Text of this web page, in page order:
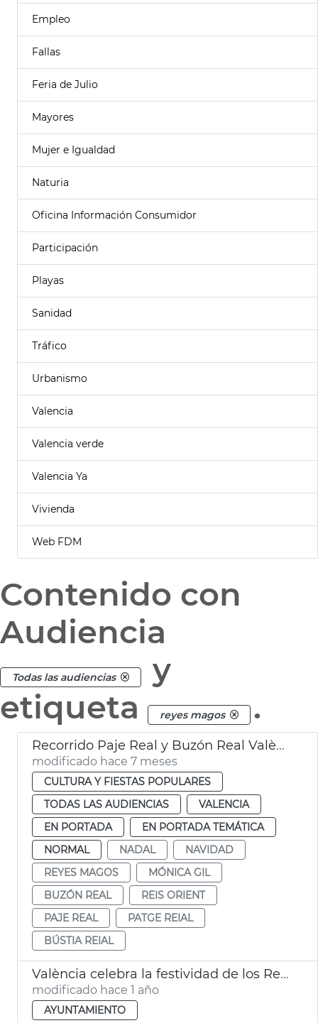
Empleo
Fallas
Feria de Julio
Mayores
Mujer e Igualdad
Naturia
Oficina Información Consumidor
Participación
Playas
Sanidad
Tráfico
Urbanismo
Valencia
Valencia verde
Valencia Ya
Vivienda
Web FDM
Contenido con
Audiencia
Todas las audiencias
y
etiqueta
reyes magos .
Recorrido Paje Real y Buzón Real València
modificado hace 7 meses
CULTURA Y FIESTAS POPULARES
TODAS LAS AUDIENCIAS
VALENCIA
EN PORTADA
EN PORTADA TEMÁTICA
NORMAL
NADAL
NAVIDAD
REYES MAGOS
MÓNICA GIL
BUZÓN REAL
REIS ORIENT
PAJE REAL
PATGE REIAL
BÚSTIA REIAL
València celebra la festividad de los Reyes Magos
modificado hace 1 año
AYUNTAMIENTO